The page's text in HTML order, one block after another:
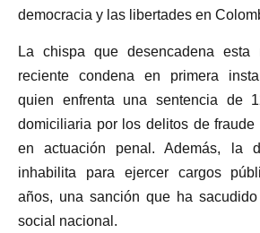
democracia y las libertades en
La chispa que desencadena esta
reciente condena en primera
quien enfrenta una sentencia de
domiciliaria por los delitos de fraude
en actuación penal. Además, la
inhabilita para ejercer cargos
años, una sanción que ha
social nacional.